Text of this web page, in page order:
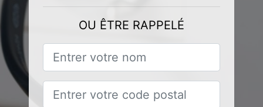
OU ÊTRE RAPPELÉ